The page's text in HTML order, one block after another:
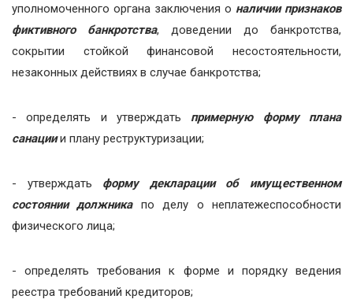
уполномоченного органа заключения о наличии признаков
фиктивного банкротства, доведении до банкротства,
сокрытии стойкой финансовой несостоятельности,
незаконных действиях в случае банкротства;
- определять и утверждать примерную форму плана
санациии плану реструктуризации;
- утверждать форму декларации об имущественном
состоянии должникапо делу о неплатежеспособности
физического лица;
- определять требования к форме и порядку ведения
реестра требований кредиторов;